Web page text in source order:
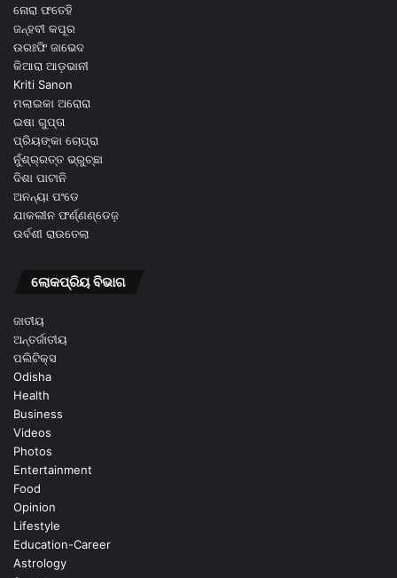
ନୋରା ଫତେହି
ଜନ୍ହବୀ କପୂର
ଉରଃଫି ଜାଭେଦ
କିଆରା ଆଡ଼ଭାନୀ
Kriti Sanon
ମଲାଇକା ଅରୋରା
ଇଷା ଗୁପ୍ତା
ପ୍ରିୟଙ୍କା ଚୋପ୍ରା
ନୁଁଶ୍ର୍ରତ୍ତ ଭ୍ରୁଚ୍ଛା
ଦିଶା ପାଟାନି
ଅନନ୍ୟା ପଂଡେ
ଯାକଲୀନ ଫର୍ଣ୍ଣଣ୍ଡେଜ଼
ଉର୍ବଶୀ ରାଉତେଲା
ଲୋକପ୍ରିୟ ବିଭାଗ
ଜାତୀୟ
ଅନ୍ତର୍ଜାତୀୟ
ପଲିଟିକ୍ସ
Odisha
Health
Business
Videos
Photos
Entertainment
Food
Opinion
Lifestyle
Education-Career
Astrology